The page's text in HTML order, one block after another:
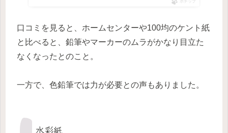
ポチップ
口コミを見ると、ホームセンターや100均のケント紙
と比べると、鉛筆やマーカーのムラがかなり目立た
なくなったとのこと。
一方で、色鉛筆では力が必要との声もありました。
水彩紙